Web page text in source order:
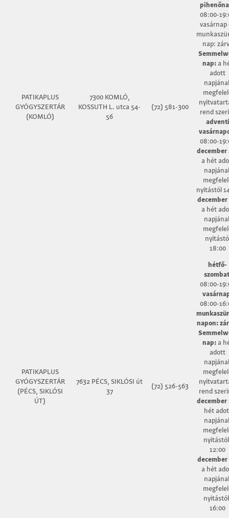
PATIKAPLUS
GYÓGYSZERTÁR
(KOMLÓ)
7300 KOMLÓ,
KOSSUTH L. utca 54-
56
(72) 581-300
08:00-
vasárnap
nap:
nap:a
adott
rend
adventi
08:00-
december
a hét
nyitástól
december
a hét
18:00
PATIKAPLUS
GYÓGYSZERTÁR
(PÉCS, SIKLÓSI
ÚT)
7632 PÉCS, SIKLÓSI út
37
(72) 526-563
hétfő-
08:00-
08:00-
napon:
nap:a
adott
rend
december
hét
12:00
december
a hét
16:00